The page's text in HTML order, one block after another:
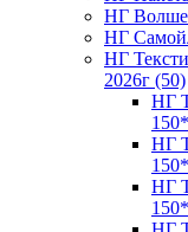
НГ
НГ
НГ
2026г (50)
НГ
НГ
НГ